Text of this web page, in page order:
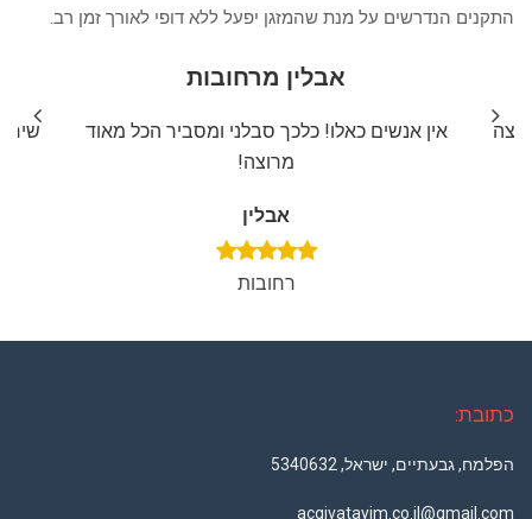
התקנים הנדרשים על מנת שהמזגן יפעל ללא דופי לאורך זמן רב.
אבלין מרחובות
אין אנשים כאלו! כלכך סבלני ומסביר הכל מאוד
מרוצה!
אבלין
רחובות
כתובת:
הפלמח, גבעתיים, ישראל, 5340632
acgivatayim.co.il@gmail.com